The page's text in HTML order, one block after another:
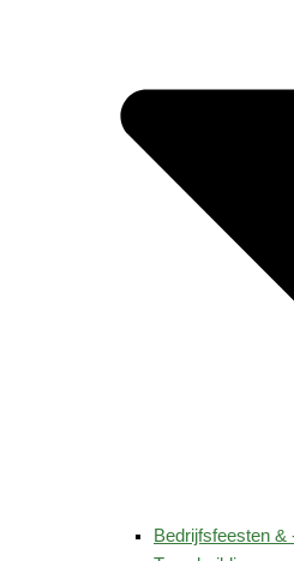
Bedrijfsfeesten &